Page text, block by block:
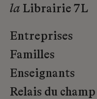
la Librairie 7L
Entreprises
Familles
Enseignants
Relais du